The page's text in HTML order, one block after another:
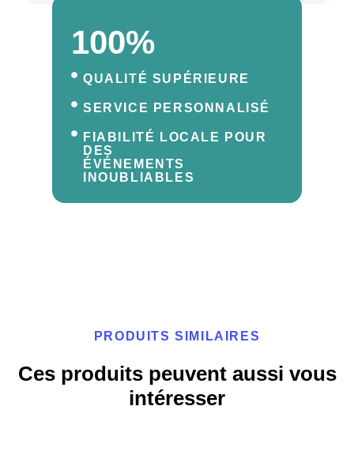
100%
QUALITÉ SUPÉRIEURE
SERVICE PERSONNALISÉ
FIABILITÉ LOCALE POUR
DES
ÉVÉNEMENTS
INOUBLIABLES
PRODUITS SIMILAIRES
Ces produits peuvent aussi vous
intéresser